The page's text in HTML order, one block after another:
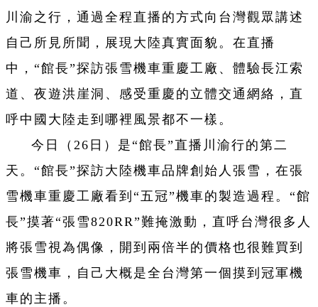
川渝之行，通過全程直播的方式向台灣觀眾講述
自己所見所聞，展現大陸真實面貌。在直播
中，“館長”探訪張雪機車重慶工廠、體驗長江索
道、夜遊洪崖洞、感受重慶的立體交通網絡，直
呼中國大陸走到哪裡風景都不一樣。
今日（26日）是“館長”直播川渝行的第二
天。“館長”探訪大陸機車品牌創始人張雪，在張
雪機車重慶工廠看到“五冠”機車的製造過程。“館
長”摸著“張雪820RR”難掩激動，直呼台灣很多人
將張雪視為偶像，開到兩倍半的價格也很難買到
張雪機車，自己大概是全台灣第一個摸到冠軍機
車的主播。